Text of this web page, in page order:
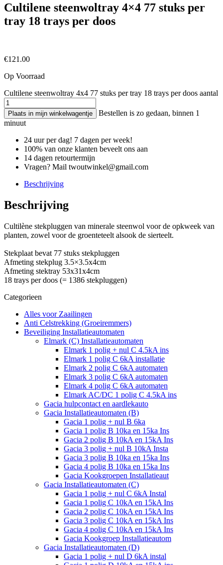
Cultilene steenwoltray 4×4 77 stuks per
tray 18 trays per doos
€121.00
Op Voorraad
Cultilene steenwoltray 4x4 77 stuks per tray 18 trays per doos aantal
Plaats in mijn winkelwagentje
Bestellen is zo gedaan, binnen 1
minuut
24 uur per dag! 7 dagen per week!
100% van onze klanten beveelt ons aan
14 dagen retourtermijn
Vragen? Mail twoutwinkel@gmail.com
Beschrijving
Beschrijving
Cultilène stekpluggen van minerale steenwol voor de opkweek van
planten, zowel voor de groenteteelt alsook de sierteelt.
Stekplaat bevat 77 stuks stekpluggen
Afmeting stekplug 3.5×3.5x4cm
Afmeting stektray 53x31x4cm
18 trays per doos (= 1386 stekpluggen)
Categorieen
Alles voor Zaailingen
Anti Celstrekking (Groeiremmers)
Beveiliging Installatieautomaten
Elmark (C) Installatieautomaten
Elmark 1 polig + nul C 4.5kA ins
Elmark 1 polig C 6kA installatie
Elmark 2 polig C 6kA automaten
Elmark 3 polig C 6kA automaten
Elmark 4 polig C 6kA automaten
Elmark AC/DC 1 polig C 4.5kA ins
Gacia hulpcontact en aardlekauto
Gacia Installatieautomaten (B)
Gacia 1 polig + nul B 6ka
Gacia 1 polig B 10ka en 15ka Ins
Gacia 2 polig B 10kA en 15kA Ins
Gacia 3 polig + nul B 10kA Insta
Gacia 3 polig B 10ka en 15ka Ins
Gacia 4 polig B 10ka en 15ka Ins
Gacia Kookgroepen Installatieaut
Gacia Installatieautomaten (C)
Gacia 1 polig + nul C 6kA Instal
Gacia 1 polig C 10kA en 15kA Ins
Gacia 2 polig C 10kA en 15kA Ins
Gacia 3 polig C 10kA en 15kA Ins
Gacia 4 polig C 10kA en 15kA Ins
Gacia Kookgroep Installatieautom
Gacia Installatieautomaten (D)
Gacia 1 polig + nul D 6kA instal